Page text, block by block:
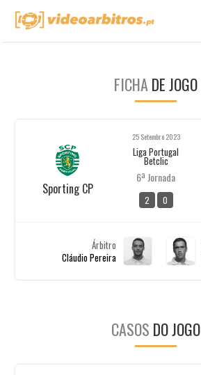
FICHA DE JOGO
Sporting CP
25 Setembro 2023
Liga Portugal
Betclic
6ª Jornada
2 0
Árbitro
Cláudio Pereira
CASOS DO JOGO